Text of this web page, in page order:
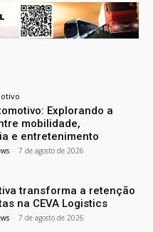
Explorando a
mobilidade,
e entretenimento
- 7 de agosto de 2026
transforma a retenção
na CEVA Logistics
- 7 de agosto de 2026